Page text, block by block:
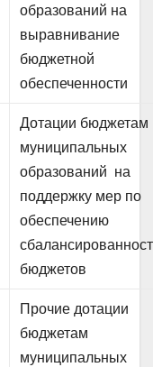
образований на
выравнивание
бюджетной
обеспеченности
Дотации бюджетам
муниципальных
образований на
поддержку мер по
обеспечению
бюджетов
Прочие дотации
бюджетам
муниципальных